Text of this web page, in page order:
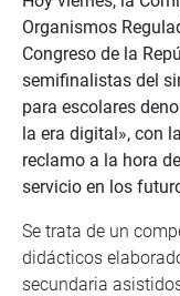
Organismos
Congreso de la
semifinalistas del
para escolares
la era digital», con
reclamo a la hora
servicio en los
Se trata de un
didácticos
secundaria